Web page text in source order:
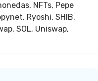
, NFTs, Pepe
, Ryoshi, SHIB,
, SOL, Uniswap,